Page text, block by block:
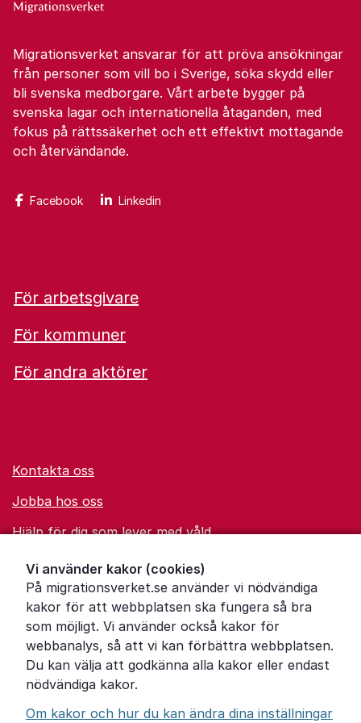
Vi använder kakor (cookies)
På migrationsverket.se använder vi nödvändiga
kakor för att webbplatsen ska fungera så bra
som möjligt. Vi använder också kakor för
webbanalys, så att vi kan förbättra webbplatsen.
Du kan välja att godkänna alla kakor eller endast
nödvändiga kakor.
Om kakor och hur du kan ändra dina inställningar
Migrationsverket ansvarar för att pröva ansökningar
från personer som vill bo i Sverige, söka skydd eller
bli svenska medborgare. Vårt arbete bygger på
svenska lagar och internationella åtaganden, med
fokus på rättssäkerhet och ett effektivt mottagande
och återvändande.
Facebook Linkedin
För arbetsgivare
För kommuner
För andra aktörer
Kontakta oss
Jobba hos oss
Hjälp för dig som lever med våld
Ordförklaringar
Om Migrationsverket
Pressrum
Tillgänglighetsredogörelse
Other languages